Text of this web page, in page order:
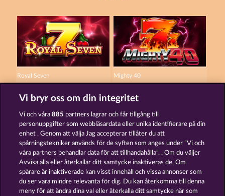
Royal Seven Mighty 40
Sticky Diamonds 7 Supernova Fruits New Limits
Användarvillkor Sekretesspolicy Avtryck
Vi bryr oss om din integritet
Vi och våra885 partners lagrar och får tillgång till
personuppgifter som webbläsardata eller unika identifierare på din
enhet . Genom att välja Jag accepterar tillåter du att
spårningstekniker används för de syften som anges under ”Vi och
våra partners behandlar data för att tillhandahålla”. . Om du väljer
Avvisa alla eller återkallar ditt samtycke inaktiveras de. Om
spårare är inaktiverade kan visst innehåll och vissa annonser som
du ser vara mindre relevanta för dig. Du kan återkomma till denna
meny för att ändra dina val eller återkalla ditt samtycke när som